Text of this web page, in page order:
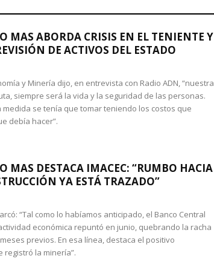
MAS ABORDA CRISIS EN EL TENIENTE Y
DE ACTIVOS DEL ESTADO
y Minería dijo, en entrevista con Radio ADN, “nuestra
siempre será la vida y la seguridad de las personas.
medida se tenía que tomar teniendo los costos que
debía hacer”.
MAS DESTACA IMACEC: “RUMBO HACIA
YA ESTÁ TRAZADO”
“Tal como lo habíamos anticipado, el Banco Central
económica repuntó en junio, quebrando la racha
previos. En esa línea, destaca el positivo
registró la minería”.